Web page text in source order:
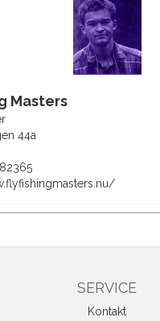
Masters
44a
SERVICE
Kontakt